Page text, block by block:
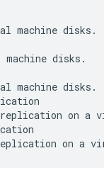
machine disks.
machine disks.
machine disks.
on a